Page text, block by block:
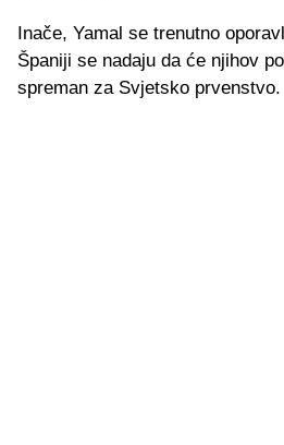
Inače, Yamal se trenutno
Španiji se nadaju da će njihov
spreman za Svjetsko prvenstvo.